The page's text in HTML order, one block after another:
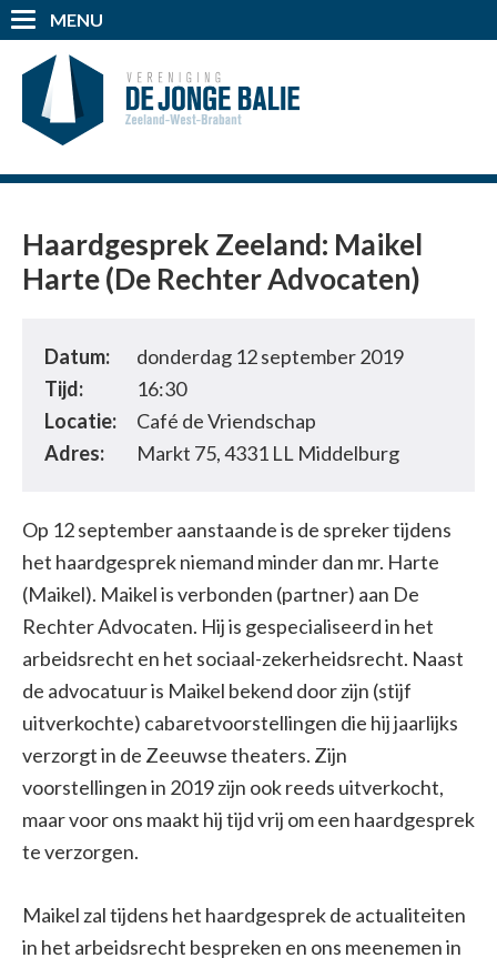
MENU
Haardgesprek Zeeland: Maikel
Harte (De Rechter Advocaten)
Datum:
donderdag 12 september 2019
Tijd:
16:30
Locatie:
Café de Vriendschap
Adres:
Markt 75, 4331 LL Middelburg
Op 12 september aanstaande is de spreker tijdens
het haardgesprek niemand minder dan mr. Harte
(Maikel). Maikel is verbonden (partner) aan De
Rechter Advocaten. Hij is gespecialiseerd in het
arbeidsrecht en het sociaal-zekerheidsrecht. Naast
de advocatuur is Maikel bekend door zijn (stijf
uitverkochte) cabaretvoorstellingen die hij jaarlijks
verzorgt in de Zeeuwse theaters. Zijn
voorstellingen in 2019 zijn ook reeds uitverkocht,
maar voor ons maakt hij tijd vrij om een haardgesprek
te verzorgen.
Maikel zal tijdens het haardgesprek de actualiteiten
in het arbeidsrecht bespreken en ons meenemen in